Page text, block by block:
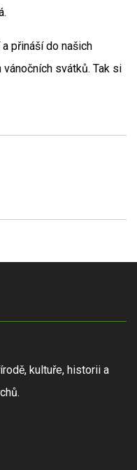
přináší do našich
svátků. Tak si
kultuře, historii a